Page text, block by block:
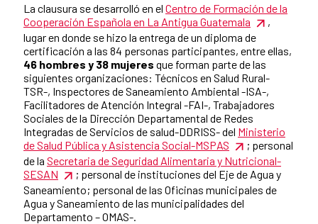
La clausura se desarrolló en el Centro de Formación de la
Cooperación Española en La Antigua Guatemala
,
lugar en donde se hizo la entrega de un diploma de
certificación a las 84 personas participantes, entre ellas,
46 hombres y 38 mujeres que forman parte de las
siguientes organizaciones: Técnicos en Salud Rural-
TSR-, Inspectores de Saneamiento Ambiental -ISA-,
Facilitadores de Atención Integral -FAI-, Trabajadores
Sociales de la Dirección Departamental de Redes
Integradas de Servicios de salud-DDRISS- del Ministerio
de Salud Pública y Asistencia Social-MSPAS
; personal
de la Secretaria de Seguridad Alimentaria y Nutricional-
SESAN
; personal de instituciones del Eje de Agua y
Saneamiento; personal de las Oficinas municipales de
Agua y Saneamiento de las municipalidades del
Departamento – OMAS-.